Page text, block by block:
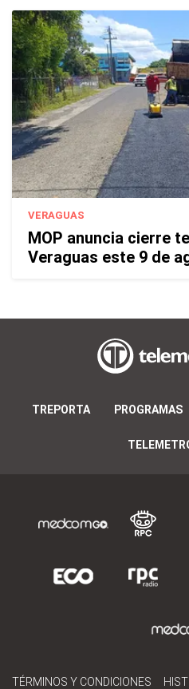
VERAGUAS
MOP anuncia cierre
Veraguas este 9 de
TREPORTA PROGRAMAS
TÉRMINOS Y CONDICIONES